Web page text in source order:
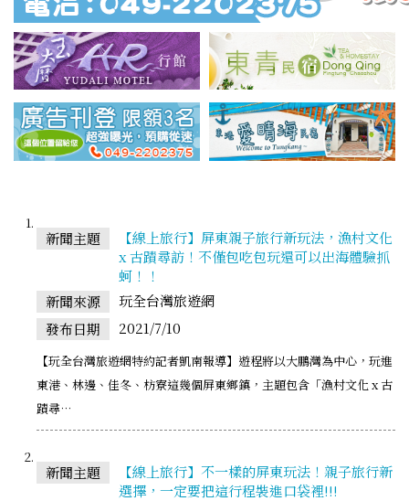
新聞主題
【線上旅行】屏東親子旅行新玩法，漁村文化
x 古蹟尋訪！不僅包吃包玩還可以出海體驗抓
蚵！！
新聞來源
玩全台灣旅遊網
發布日期
2021/7/10
【玩全台灣旅遊網特約記者凱南報導】遊程將以大鵬灣為中心，玩進
東港、林邊、佳冬、枋寮這幾個屏東鄉鎮，主題包含「漁村文化 x 古
蹟尋…
新聞主題
【線上旅行】不一樣的屏東玩法！親子旅行新
選擇，一定要把這行程裝進口袋裡!!!